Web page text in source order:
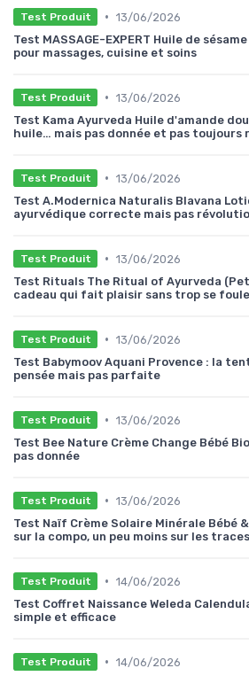
Test Produit • 13/06/2026
Test MASSAGE-EXPERT Huile de
pour massages, cuisine et soins
Test Produit • 13/06/2026
Test Kama Ayurveda Huile d'amande
huile… mais pas donnée et pas toujours
Test Produit • 13/06/2026
Test A.Modernica Naturalis Blavana
ayurvédique correcte mais pas
Test Produit • 13/06/2026
Test Rituals The Ritual of Ayurveda
cadeau qui fait plaisir sans trop se
Test Produit • 13/06/2026
Test Babymoov Aquani Provence : la
pensée mais pas parfaite
Test Produit • 13/06/2026
Test Bee Nature Crème Change Bébé
pas donnée
Test Produit • 13/06/2026
Test Naïf Crème Solaire Minérale Bébé
sur la compo, un peu moins sur les
Test Produit • 14/06/2026
Test Coffret Naissance Weleda
simple et efficace
Test Produit • 14/06/2026